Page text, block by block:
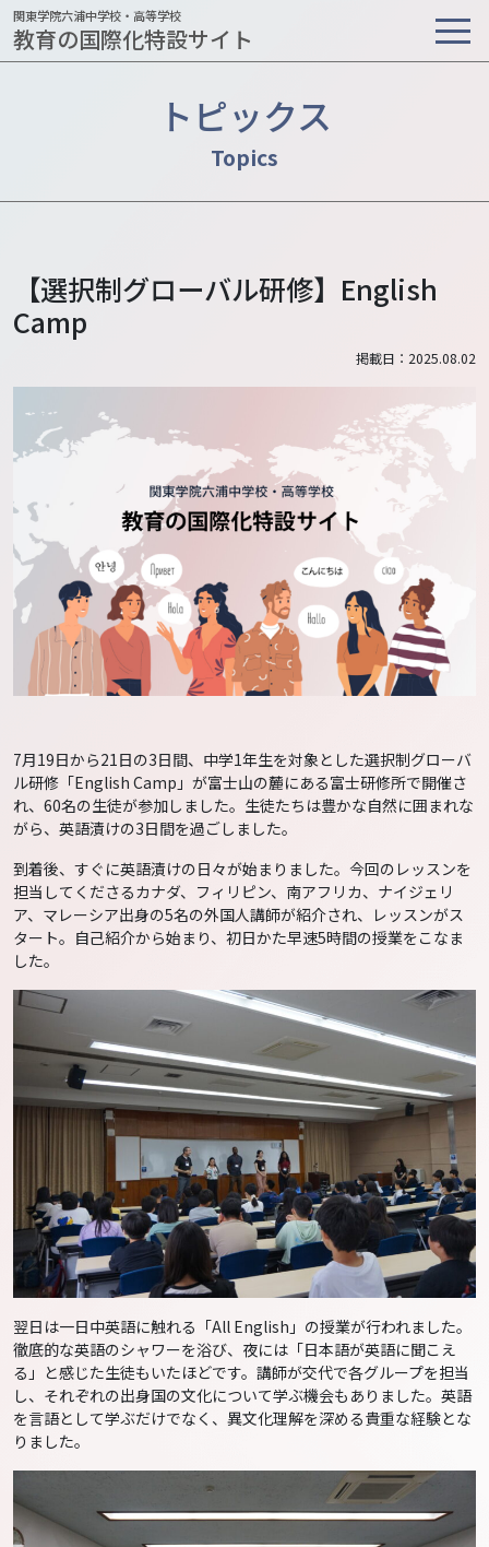
関東学院六浦中学校・高等学校
教育の国際化特設サイト
トピックス
【選択制グローバル研修】English
Camp
掲載日：2025.08.02
7月19日から21日の3日間、中学1年生を対象とした選択制グローバ
ル研修「English Camp」が富士山の麓にある富士研修所で開催さ
れ、60名の生徒が参加しました。生徒たちは豊かな自然に囲まれな
がら、英語漬けの3日間を過ごしました。
到着後、すぐに英語漬けの日々が始まりました。今回のレッスンを
担当してくださるカナダ、フィリピン、南アフリカ、ナイジェリ
ア、マレーシア出身の5名の外国人講師が紹介され、レッスンがス
タート。自己紹介から始まり、初日かた早速5時間の授業をこなま
した。
翌日は一日中英語に触れる「All English」の授業が行われました。
徹底的な英語のシャワーを浴び、夜には「日本語が英語に聞こえ
る」と感じた生徒もいたほどです。講師が交代で各グループを担当
し、それぞれの出身国の文化について学ぶ機会もありました。英語
を言語として学ぶだけでなく、異文化理解を深める貴重な経験とな
りました。